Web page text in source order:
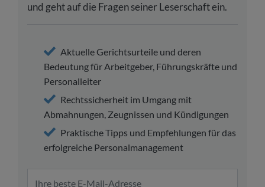
und geht auf die Fragen seiner Leserschaft ein.
Aktuelle Gerichtsurteile und deren
Bedeutung für Arbeitgeber, Führungskräfte und
Personalleiter
Rechtssicherheit im Umgang mit
Abmahnungen, Zeugnissen und Kündigungen
Praktische Tipps und Empfehlungen für das
erfolgreiche Personalmanagement